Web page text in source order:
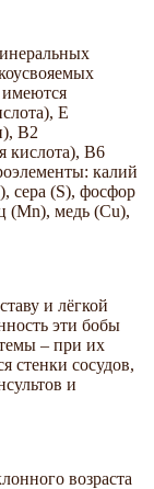
имеются
Е
В2
кислота), В6
калий
сера (S), фосфор
(Mn), медь (Cu),
и лёгкой
эти бобы
– при их
стенки сосудов,
и
возраста